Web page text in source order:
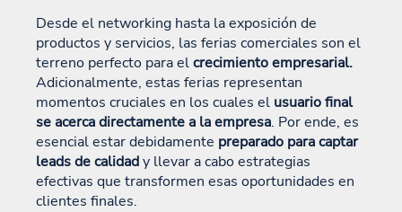
Desde el networking hasta la exposición de
productos y servicios, las ferias comerciales son el
terreno perfecto para elcrecimiento empresarial.
Adicionalmente, estas ferias representan
momentos cruciales en los cuales el usuario final
se acerca directamente a la empresa. Por ende, es
esencial estar debidamente preparado para captar
leads de calidady llevar a cabo estrategias
efectivas que transformen esas oportunidades en
clientes finales.